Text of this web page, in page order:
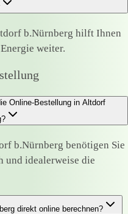
b.Nürnberg hilft Ihnen
weiter.
Online-Bestellung in Altdorf
b.Nürnberg benötigen Sie
und idealerweise die
direkt online berechnen?